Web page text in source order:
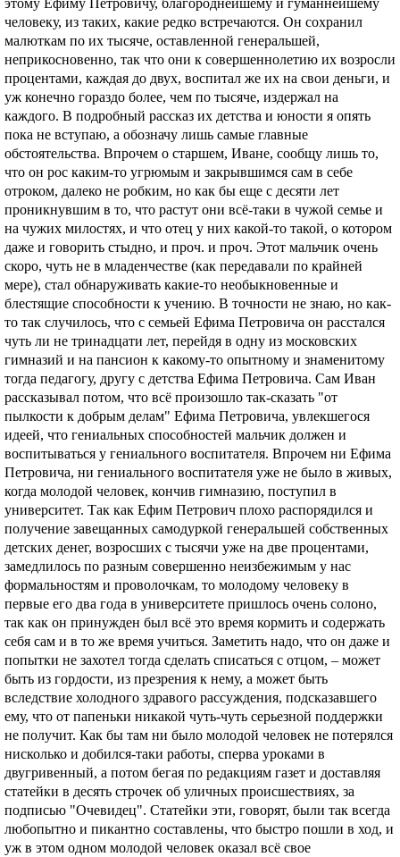
этому Ефиму Петровичу, благороднейшему и гуманнейшему
человеку, из таких, какие редко встречаются. Он сохранил
малюткам по их тысяче, оставленной генеральшей,
неприкосновенно, так что они к совершеннолетию их возросли
процентами, каждая до двух, воспитал же их на свои деньги, и
уж конечно гораздо более, чем по тысяче, издержал на
каждого. В подробный рассказ их детства и юности я опять
пока не вступаю, а обозначу лишь самые главные
обстоятельства. Впрочем о старшем, Иване, сообщу лишь то,
что он рос каким-то угрюмым и закрывшимся сам в себе
отроком, далеко не робким, но как бы еще с десяти лет
проникнувшим в то, что растут они всё-таки в чужой семье и
на чужих милостях, и что отец у них какой-то такой, о котором
даже и говорить стыдно, и проч. и проч. Этот мальчик очень
скоро, чуть не в младенчестве (как передавали по крайней
мере), стал обнаруживать какие-то необыкновенные и
блестящие способности к учению. В точности не знаю, но как-
то так случилось, что с семьей Ефима Петровича он расстался
чуть ли не тринадцати лет, перейдя в одну из московских
гимназий и на пансион к какому-то опытному и знаменитому
тогда педагогу, другу с детства Ефима Петровича. Сам Иван
рассказывал потом, что всё произошло так-сказать "от
пылкости к добрым делам" Ефима Петровича, увлекшегося
идеей, что гениальных способностей мальчик должен и
воспитываться у гениального воспитателя. Впрочем ни Ефима
Петровича, ни гениального воспитателя уже не было в живых,
когда молодой человек, кончив гимназию, поступил в
университет. Так как Ефим Петрович плохо распорядился и
получение завещанных самодуркой генеральшей собственных
детских денег, возросших с тысячи уже на две процентами,
замедлилось по разным совершенно неизбежимым у нас
формальностям и проволочкам, то молодому человеку в
первые его два года в университете пришлось очень солоно,
так как он принужден был всё это время кормить и содержать
себя сам и в то же время учиться. Заметить надо, что он даже и
попытки не захотел тогда сделать списаться с отцом, – может
быть из гордости, из презрения к нему, а может быть
вследствие холодного здравого рассуждения, подсказавшего
ему, что от папеньки никакой чуть-чуть серьезной поддержки
не получит. Как бы там ни было молодой человек не потерялся
нисколько и добился-таки работы, сперва уроками в
двугривенный, а потом бегая по редакциям газет и доставляя
статейки в десять строчек об уличных происшествиях, за
подписью "Очевидец". Статейки эти, говорят, были так всегда
любопытно и пикантно составлены, что быстро пошли в ход, и
уж в этом одном молодой человек оказал всё свое